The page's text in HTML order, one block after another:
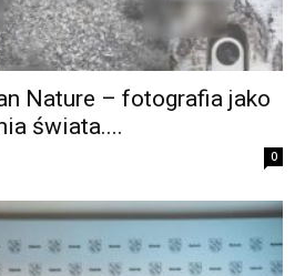
Nature – fotografia jako
świata....
0